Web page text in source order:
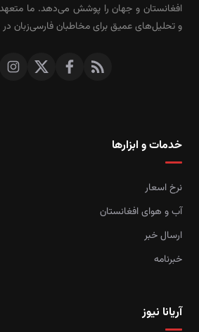
افغانستان و جهان را پوشش می‌دهد. ما متعهد
و تحلیل‌های عمیق برای مخاطبان فارسی‌زبان
خدمات و ابزارها
نرخ اسعار
آب و هوای افغانستان
ارسال خبر
خبرنامه
آریانا نیوز